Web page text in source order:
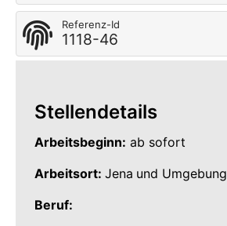
Referenz-Id
1118-46
Stellendetails
Arbeitsbeginn: ab sofort
Arbeitsort: Jena und Umgebung
Beruf: